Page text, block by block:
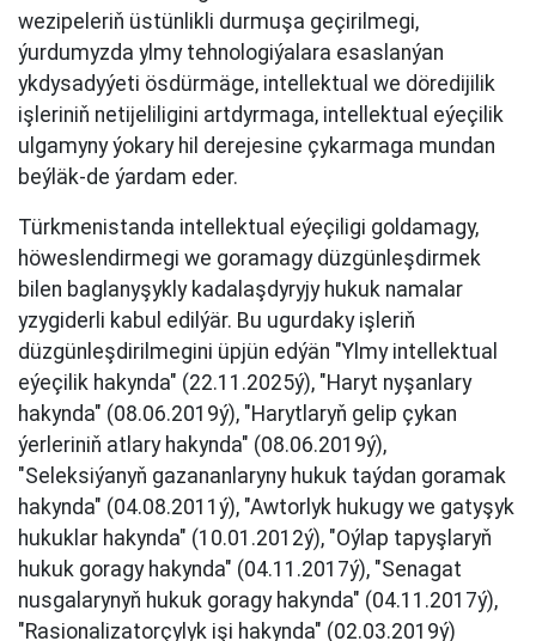
wezipeleriň üstünlikli durmuşa geçirilmegi,
ýurdumyzda ylmy tehnologiýalara esaslanýan
ykdysadyýeti ösdürmäge, intellektual we döredijilik
işleriniň netijeliligini artdyrmaga, intellektual eýeçilik
ulgamyny ýokary hil derejesine çykarmaga mundan
beýläk-de ýardam eder.
Türkmenistanda intellektual eýeçiligi goldamagy,
höweslendirmegi we goramagy düzgünleşdirmek
bilen baglanyşykly kadalaşdyryjy hukuk namalar
yzygiderli kabul edilýär. Bu ugurdaky işleriň
düzgünleşdirilmegini üpjün edýän "Ylmy intellektual
eýeçilik hakynda" (22.11.2025ý), "Haryt nyşanlary
hakynda" (08.06.2019ý), "Harytlaryň gelip çykan
ýerleriniň atlary hakynda" (08.06.2019ý),
"Seleksiýanyň gazananlaryny hukuk taýdan goramak
hakynda" (04.08.2011ý), "Awtorlyk hukugy we gatyşyk
hukuklar hakynda" (10.01.2012ý), "Oýlap tapyşlaryň
hukuk goragy hakynda" (04.11.2017ý), "Senagat
nusgalarynyň hukuk goragy hakynda" (04.11.2017ý),
"Rasionalizatorçylyk işi hakynda" (02.03.2019ý)